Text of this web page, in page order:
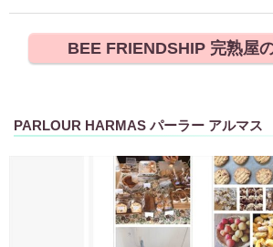
BEE FRIENDSHIP 完熟屋
PARLOUR HARMAS パーラー アルマス